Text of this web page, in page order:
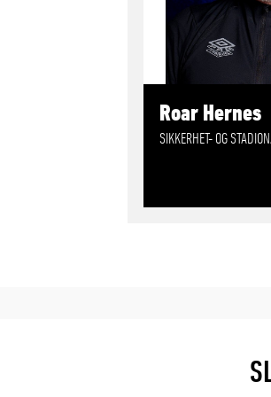
Roar Hernes
SIKKERHET- OG